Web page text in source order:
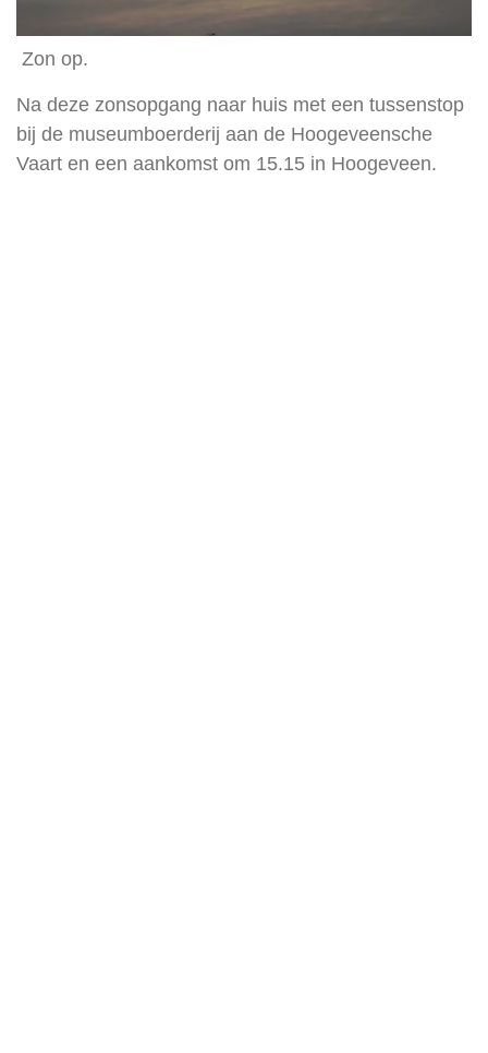
Zon op.
Na deze zonsopgang naar huis met een tussenstop
bij de museumboerderij aan de Hoogeveensche
Vaart en een aankomst om 15.15 in Hoogeveen.